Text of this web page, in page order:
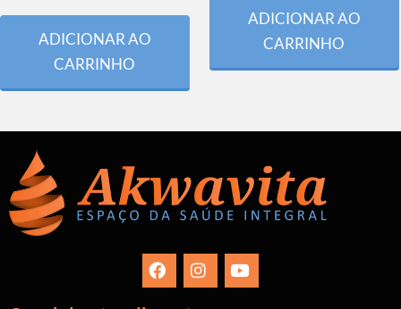
ADICIONAR AO
CARRINHO
ADICIONAR AO
CARRINHO